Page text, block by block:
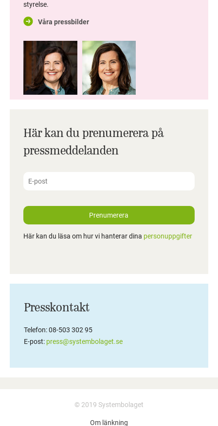
styrelse.
Våra pressbilder
Här kan du prenumerera på
pressmeddelanden
Prenumerera
Här kan du läsa om hur vi hanterar dina personuppgifter
Presskontakt
Telefon: 08-503 302 95
E-post: press@systembolaget.se
© 2019 Systembolaget
Om länkning